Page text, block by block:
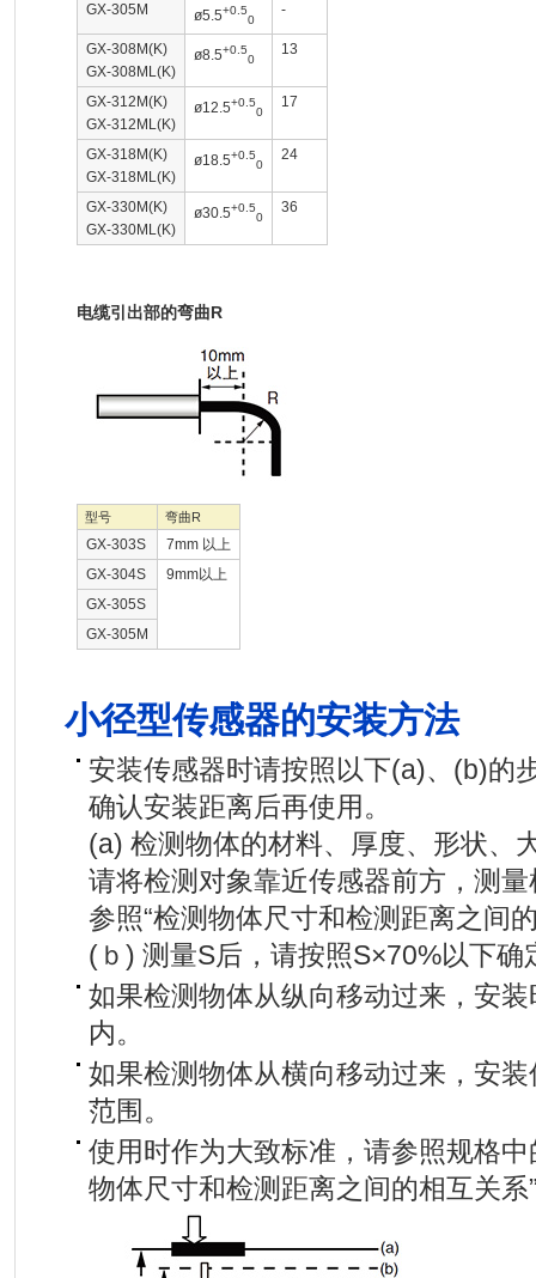
GX-305M ø5.5+0.5
0
-
GX-308M(K)
GX-308ML(K)
ø8.5+0.5
0
13
GX-312M(K)
GX-312ML(K)
ø12.5+0.5
0
17
GX-318M(K)
GX-318ML(K)
ø18.5+0.5
0
24
GX-330M(K)
GX-330ML(K)
ø30.5+0.5
0
36
电缆引出部的弯曲R
型号 弯曲R
GX-303S
7mm 以上
GX-304S
9mm以上
GX-305S
GX-305M
小径型传感器的安装方法
安装传感器时请按照以下(a)、(b)的
确认安装距离后再使用。
(a) 检测物体的材料、厚度、形状、
请将检测对象靠近传感器前方，测
参照“检测物体尺寸和检测距离之间
(ｂ) 测量S后，请按照S×70%以下确
如果检测物体从纵向移动过来，安
内。
如果检测物体从横向移动过来，安
范围。
使用时作为大致标准，请参照规格中
物体尺寸和检测距离之间的相互关系